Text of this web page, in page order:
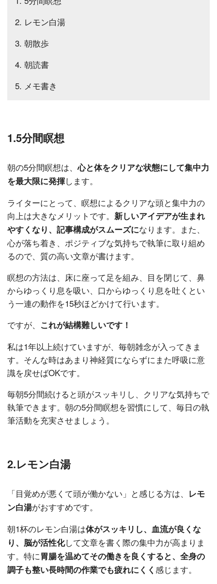
2. レモン白湯
3. 朝散歩
4. 朝読書
5. メモ書き
1.5分間瞑想
朝の5分間瞑想は、心と体をクリアな状態にして集中力
を最大限に発揮します。
ライターにとって、瞑想によるクリアな頭と集中力の
向上は大きなメリットです。 新しいアイデアが生まれ
やすくなり、記事構成がスムーズになります。また、
心が落ち着き、ポジティブな気持ちで執筆に取り組め
るので、質の高い文章が書けます。
瞑想の方法は、床に座って足を組み、目を閉じて、鼻
からゆっくり息を吸い、口からゆっくり息を吐くとい
う一連の動作を15秒ほどかけて行います。
ですが、
これが結構難しいです！
私は1年以上続けていますが、毎朝雑念が入ってきま
す。そんな時はあまり神経質にならずにまた呼吸に意
識を戻せばOKです。
毎朝5分間続けると頭がスッキリし、クリアな気持ちで
執筆できます。朝の5分間瞑想を習慣にして、毎日の執
筆活動を充実させましょう。
2.レモン白湯
「目覚めが悪くて頭が働かない」と感じる方は、
レモ
ン白湯がおすすめです。
朝1杯のレモン白湯は体がスッキリし、血流が良くな
り、脳が活性化して文章を書く際の集中力が高まりま
す。特に胃腸を温めてその働きを良くすると、全身の
調子も整い長時間の作業でも疲れにくく 感じます。